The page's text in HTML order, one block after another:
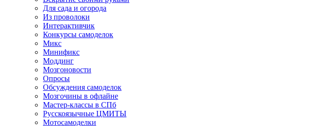
Для сада и огорода
Из проволоки
Интерактивчик
Конкурсы самоделок
Микс
Минификс
Моддинг
Мозгоновости
Опросы
Обсуждения самоделок
Мозгочины в офлайне
Мастер-классы в СПб
Русскоязычные ЦМИТЫ
Мотосамоделки